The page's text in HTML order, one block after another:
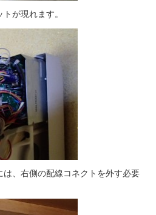
が現れます。
、右側の配線コネクトを外す必要